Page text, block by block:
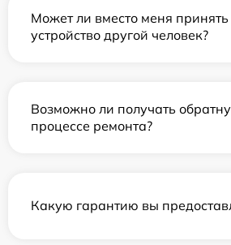
Может ли вместо меня принять
устройство другой человек?
Возможно ли получать
процессе ремонта?
Какую гарантию вы